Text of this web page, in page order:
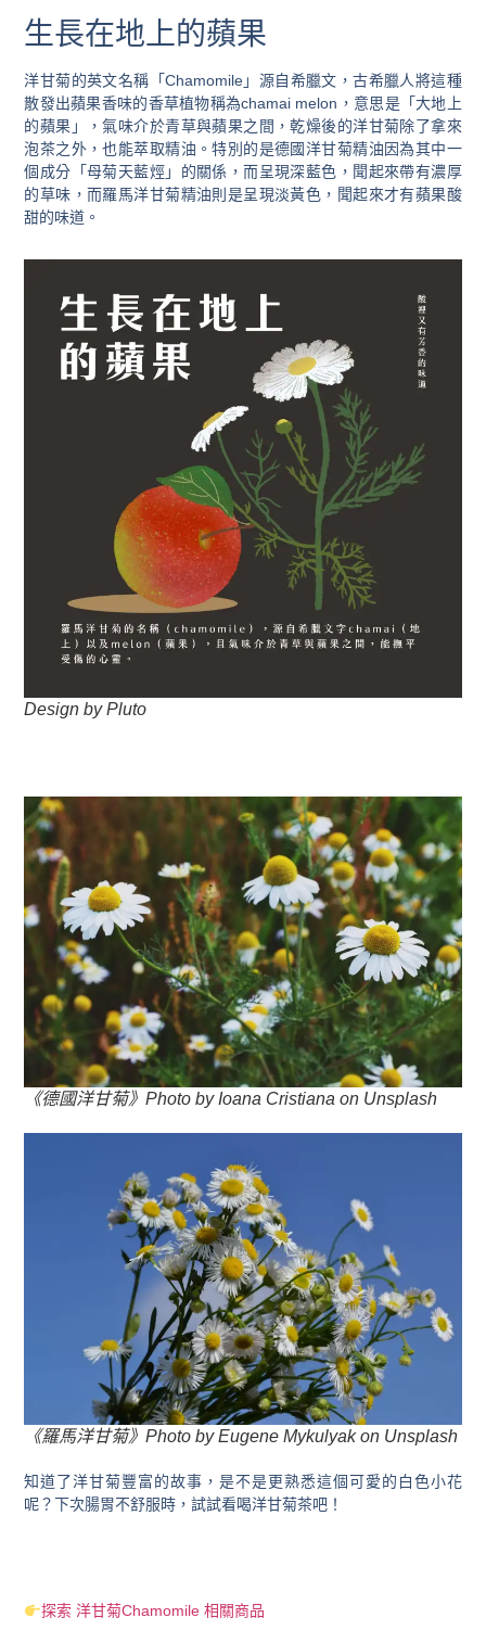
生長在地上的蘋果
洋甘菊的英文名稱「Chamomile」源自希臘文，古希臘人將這種
散發出蘋果香味的香草植物稱為chamai melon，意思是「大地上
的蘋果」，氣味介於青草與蘋果之間，乾燥後的洋甘菊除了拿來
泡茶之外，也能萃取精油。特別的是德國洋甘菊精油因為其中一
個成分「母菊天藍烴」的關係，而呈現深藍色，聞起來帶有濃厚
的草味，而羅馬洋甘菊精油則是呈現淡黃色，聞起來才有蘋果酸
甜的味道。
Design by Pluto
《德國洋甘菊》Photo by Ioana Cristiana on Unsplash
《羅馬洋甘菊》Photo by Eugene Mykulyak on Unsplash
知道了洋甘菊豐富的故事，是不是更熟悉這個可愛的白色小花
呢？下次腸胃不舒服時，試試看喝洋甘菊茶吧！
探索 洋甘菊Chamomile 相關商品